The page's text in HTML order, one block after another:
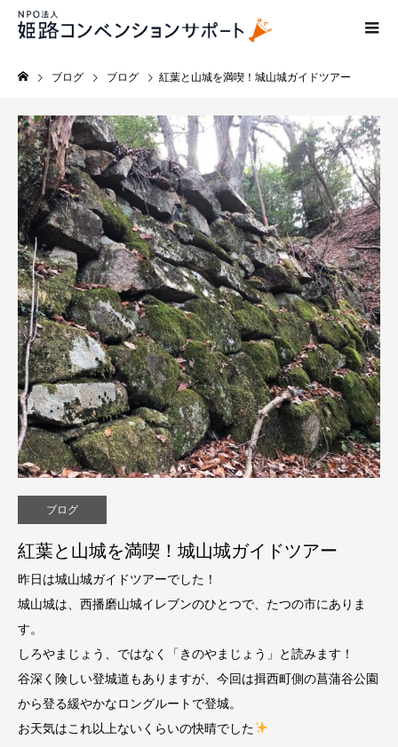
ブログ ブログ 紅葉と山城を満喫！城山城ガイドツアー
ブログ
紅葉と山城を満喫！城山城ガイドツアー
昨日は城山城ガイドツアーでした！
城山城は、西播磨山城イレブンのひとつで、たつの市にありま
す。
しろやまじょう、ではなく「きのやまじょう」と読みます！
谷深く険しい登城道もありますが、今回は揖西町側の菖蒲谷公園
から登る緩やかなロングルートで登城。
お天気はこれ以上ないくらいの快晴でした